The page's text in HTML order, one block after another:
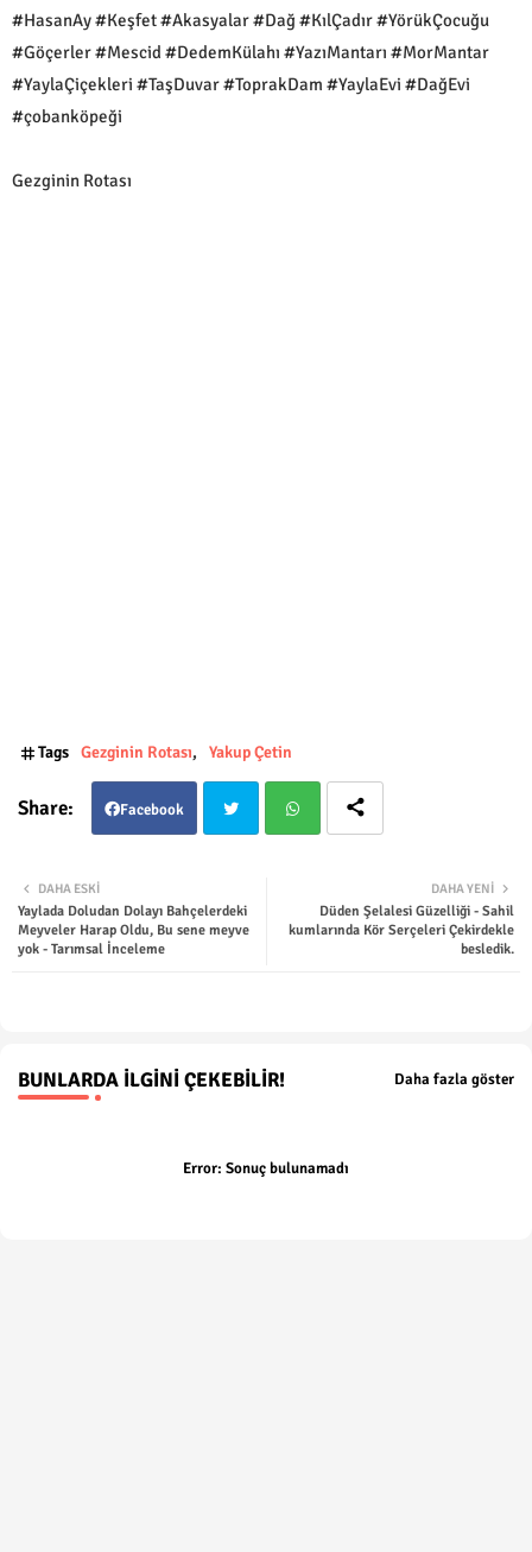
#HasanAy #Keşfet #Akasyalar #Dağ #KılÇadır #YörükÇocuğu
#Göçerler #Mescid #DedemKülahı #YazıMantarı #MorMantar
#YaylaÇiçekleri #TaşDuvar #ToprakDam #YaylaEvi #DağEvi
#çobanköpeği
Gezginin Rotası
Tags Gezginin Rotası Yakup Çetin
Facebook
ter
DAHA YENI
Düden Şelalesi Güzelliği - Sahil
kumlarında Kör Serçeleri Çekirdekle
besledik.
DAHA ESKI
Yaylada Doludan Dolayı Bahçelerdeki
Meyveler Harap Oldu, Bu sene meyve
yok - Tarımsal İnceleme
BUNLARDA İLGINI ÇEKEBILIR! Daha fazla göster
Error: Sonuç bulunamadı